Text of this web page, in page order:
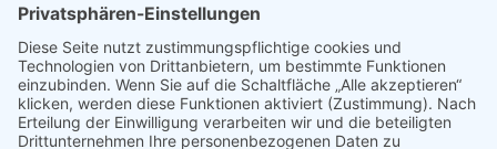
Kontakt
Datenschutzerklärung
Impressum